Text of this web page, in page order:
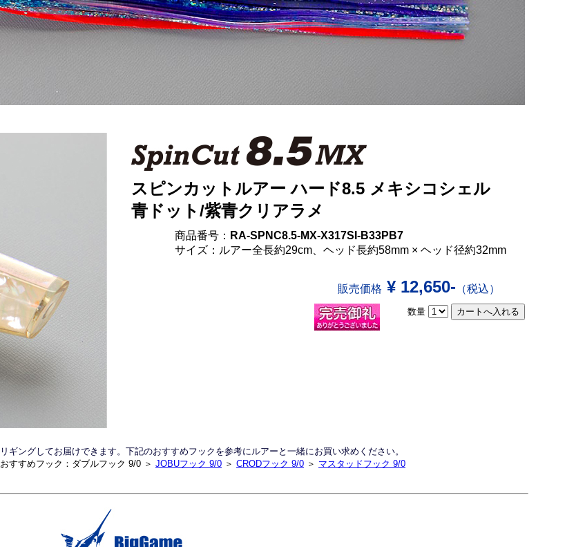
スピンカットルアー ハード8.5 メキシコシェル
青ドット/紫青クリアラメ
商品番号： RA-SPNC8.5-MX-X317SI-B33PB7
サイズ：ルアー全長約29cm、ヘッド長約58mm × ヘッド径約32mm
販売価格 ¥ 12,650- （税込）
数量
リギングしてお届けできます。下記のおすすめフックを参考にルアーと一緒にお買い求めください。
おすすめフック：ダブルフック 9/0 ＞ JOBUフック 9/0 ＞ CRODフック 9/0 ＞ マスタッドフック 9/0